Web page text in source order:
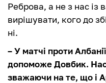
Реброва, а не з нас із
вирішувати, кого до
ні.
– У матчі проти
допоможе Довбик.
зважаючи на те, що і